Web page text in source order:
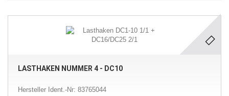
LASTHAKEN NUMMER 4 - DC10
Hersteller Ident.-Nr: 83765044